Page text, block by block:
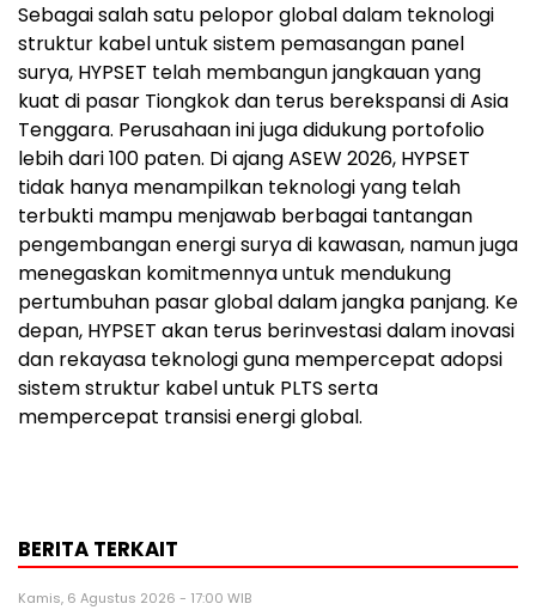
Sebagai salah satu pelopor global dalam teknologi
struktur kabel untuk sistem pemasangan panel
surya, HYPSET telah membangun jangkauan yang
kuat di pasar Tiongkok dan terus berekspansi di Asia
Tenggara. Perusahaan ini juga didukung portofolio
lebih dari 100 paten. Di ajang ASEW 2026, HYPSET
tidak hanya menampilkan teknologi yang telah
terbukti mampu menjawab berbagai tantangan
pengembangan energi surya di kawasan, namun juga
menegaskan komitmennya untuk mendukung
pertumbuhan pasar global dalam jangka panjang. Ke
depan, HYPSET akan terus berinvestasi dalam inovasi
dan rekayasa teknologi guna mempercepat adopsi
sistem struktur kabel untuk PLTS serta
mempercepat transisi energi global.
BERITA TERKAIT
Kamis, 6 Agustus 2026 - 17:00 WIB